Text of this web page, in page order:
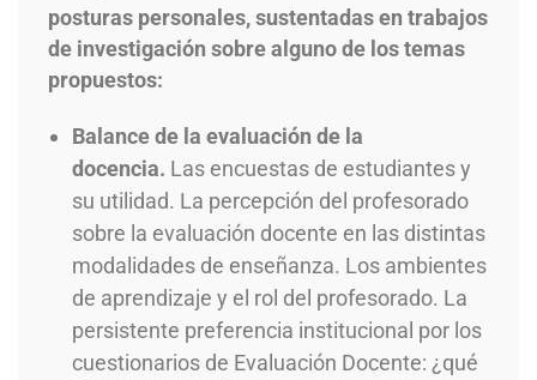
posturas personales, sustentadas en trabajos
de investigación sobre alguno de los temas
propuestos:
Balance de la evaluación de la
docencia. Las encuestas de estudiantes y
su utilidad. La percepción del profesorado
sobre la evaluación docente en las distintas
modalidades de enseñanza. Los ambientes
de aprendizaje y el rol del profesorado. La
persistente preferencia institucional por los
cuestionarios de Evaluación Docente: ¿qué